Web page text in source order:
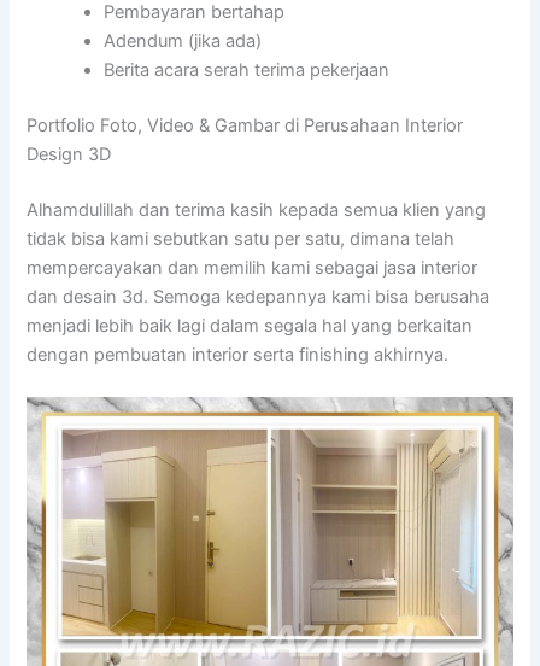
Pembayaran bertahap
Adendum (jika ada)
Berita acara serah terima pekerjaan
Portfolio Foto, Video & Gambar di Perusahaan Interior
Design 3D
Alhamdulillah dan terima kasih kepada semua klien yang
tidak bisa kami sebutkan satu per satu, dimana telah
mempercayakan dan memilih kami sebagai jasa interior
dan desain 3d. Semoga kedepannya kami bisa berusaha
menjadi lebih baik lagi dalam segala hal yang berkaitan
dengan pembuatan interior serta finishing akhirnya.